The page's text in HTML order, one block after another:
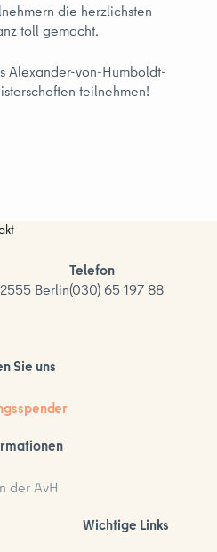
die herzlichsten
toll gemacht.
Alexander-von-Humboldt-
teilnehmen!
Berlin
Telefon
(030) 65 197 88
Sie uns
der AvH
Wichtige Links